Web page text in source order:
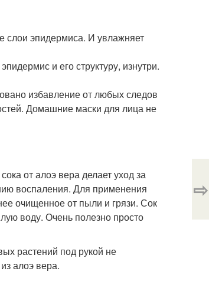
слои эпидермиса. И увлажняет
и его структуру, изнутри.
избавление от любых следов
Домашние маски для лица не
от алоэ вера делает уход за
воспаления. Для применения
очищенное от пыли и грязи. Сок
воду. Очень полезно просто
растений под рукой не
алоэ вера.
⇨